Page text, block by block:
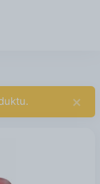
×